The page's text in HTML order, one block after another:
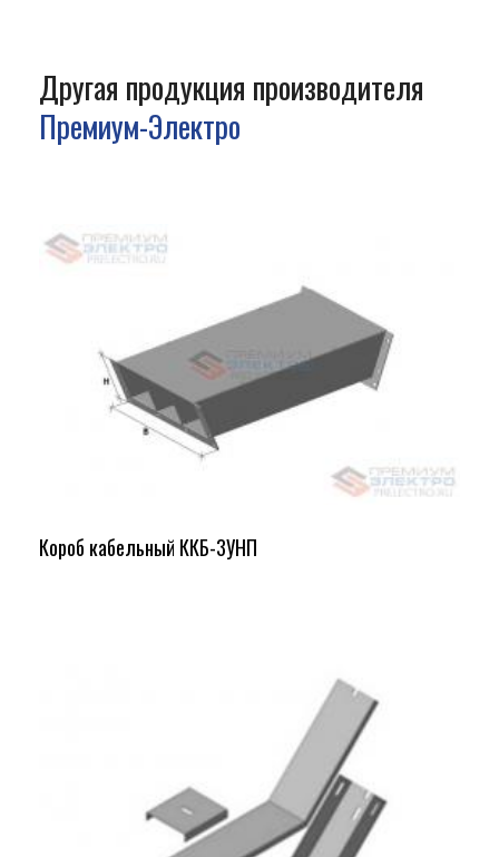
Другая продукция производителя
Премиум-Электро
Короб кабельный ККБ-3УНП